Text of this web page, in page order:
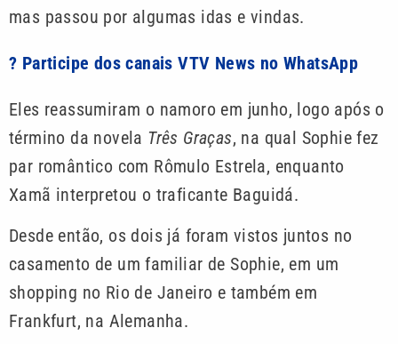
mas passou por algumas idas e vindas.
? Participe dos canais VTV News no WhatsApp
Eles reassumiram o namoro em junho, logo após o
término da novela Três Graças, na qual Sophie fez
par romântico com Rômulo Estrela, enquanto
Xamã interpretou o traficante Baguidá.
Desde então, os dois já foram vistos juntos no
casamento de um familiar de Sophie, em um
shopping no Rio de Janeiro e também em
Frankfurt, na Alemanha.